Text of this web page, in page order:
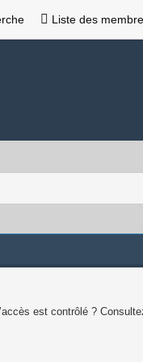
Liste des
est contrôlé ?